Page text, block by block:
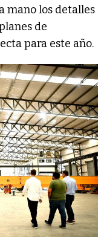
mano los detalles
de
para este año.